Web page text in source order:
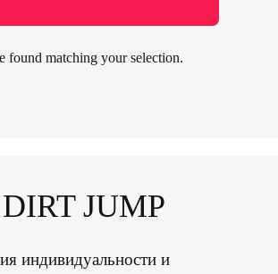
found matching your selection.
JUMP
индивидуальности и